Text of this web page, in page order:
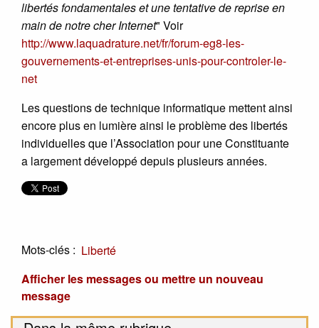
libertés fondamentales et une tentative de reprise en
main de notre cher Internet" Voir
http://www.laquadrature.net/fr/forum-eg8-les-
gouvernements-et-entreprises-unis-pour-controler-le-
net
Les questions de technique informatique mettent ainsi
encore plus en lumière ainsi le problème des libertés
individuelles que l’Association pour une Constituante
a largement développé depuis plusieurs années.
Mots-clés : Liberté
Afficher les messages ou mettre un nouveau
message